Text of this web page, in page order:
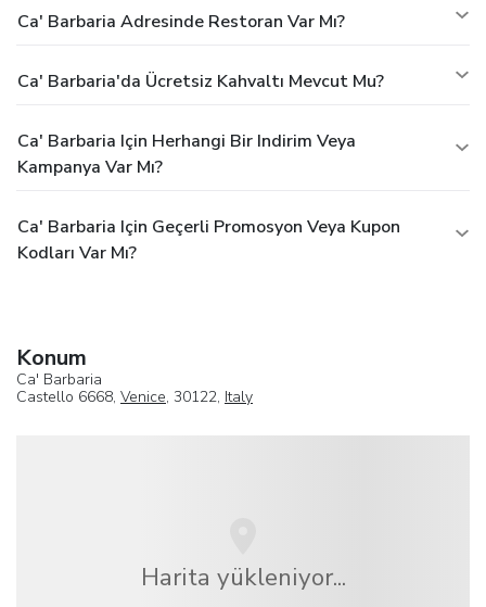
Ca' Barbaria Adresinde Restoran Var Mı?
Ca' Barbaria'da Ücretsiz Kahvaltı Mevcut Mu?
Ca' Barbaria Için Herhangi Bir Indirim Veya
Kampanya Var Mı?
Ca' Barbaria Için Geçerli Promosyon Veya Kupon
Kodları Var Mı?
Konum
Ca' Barbaria
Castello 6668, Venice, 30122, Italy
Harita yükleniyor...